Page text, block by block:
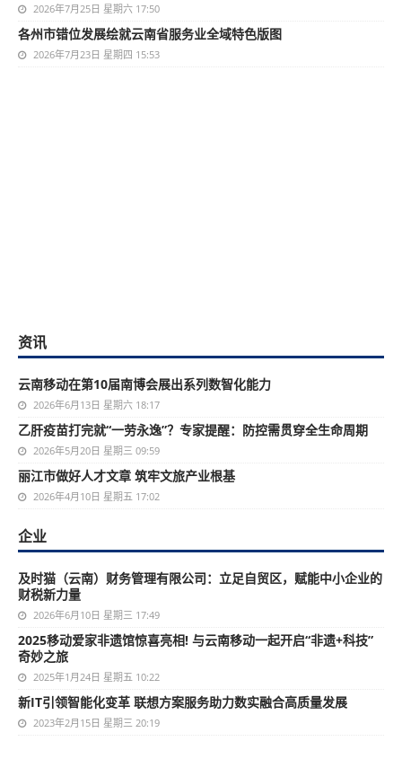
2026年7月25日 星期六 17:50
各州市错位发展绘就云南省服务业全域特色版图
2026年7月23日 星期四 15:53
资讯
云南移动在第10届南博会展出系列数智化能力
2026年6月13日 星期六 18:17
乙肝疫苗打完就“一劳永逸”？专家提醒：防控需贯穿全生命周期
2026年5月20日 星期三 09:59
丽江市做好人才文章 筑牢文旅产业根基
2026年4月10日 星期五 17:02
企业
及时猫（云南）财务管理有限公司：立足自贸区，赋能中小企业的
财税新力量
2026年6月10日 星期三 17:49
2025移动爱家非遗馆惊喜亮相! 与云南移动一起开启“非遗+科技”
奇妙之旅
2025年1月24日 星期五 10:22
新IT引领智能化变革 联想方案服务助力数实融合高质量发展
2023年2月15日 星期三 20:19